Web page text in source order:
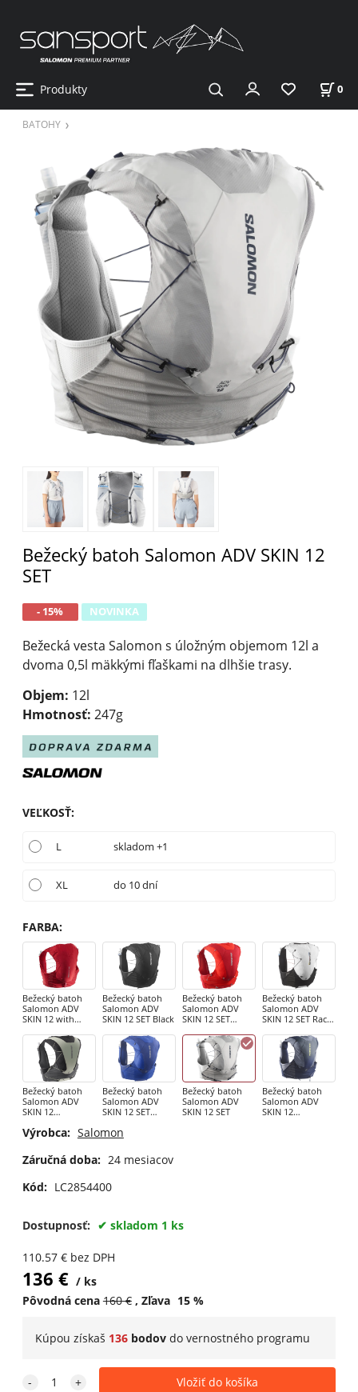
Produkty 0
BATOHY
Bežecký batoh Salomon ADV SKIN 12
SET
- 15% NOVINKA
Bežecká vesta Salomon s úložným objemom 12l a
dvoma 0,5l mäkkými fľaškami na dlhšie trasy.
Objem: 12l
Hmotnosť: 247g
VEĽKOSŤ:
L skladom +1
XL do 10 dní
FARBA:
Bežecký batoh
Salomon ADV
SKIN 12 with
Bežecký batoh
Salomon ADV
SKIN 12 SET Black
Bežecký batoh
Salomon ADV
SKIN 12 SET
Red
Bežecký batoh
Salomon ADV
SKIN 12 SET Race
White
Bežecký batoh
Salomon ADV
SKIN 12
Phantom / Castel
Bežecký batoh
Salomon ADV
SKIN 12 SET
Limoges
Bežecký batoh
Salomon ADV
SKIN 12 SET
Bežecký batoh
Salomon ADV
SKIN 12
Výrobca: Salomon
Záručná doba: 24 mesiacov
Kód: LC2854400
Dostupnosť: skladom 1 ks
110.57€ bez DPH
136 €
ks
Pôvodná cena 160€ Zľava 15%
Kúpou získaš 136bodovdo vernostného programu